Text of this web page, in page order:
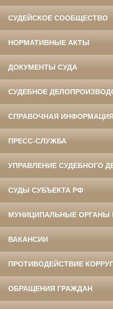
СУДЕЙСКОЕ СООБЩЕСТВО
НОРМАТИВНЫЕ АКТЫ
ДОКУМЕНТЫ СУДА
СУДЕБНОЕ
СПРАВОЧНАЯ ИНФОРМАЦИЯ
ПРЕСС-СЛУЖБА
УПРАВЛЕНИЕ СУДЕБНОГО
СУДЫ СУБЪЕКТА РФ
МУНИЦИПАЛЬНЫЕ ОРГАНЫ
ВАКАНСИИ
ПРОТИВОДЕЙСТВИЕ
ОБРАЩЕНИЯ ГРАЖДАН